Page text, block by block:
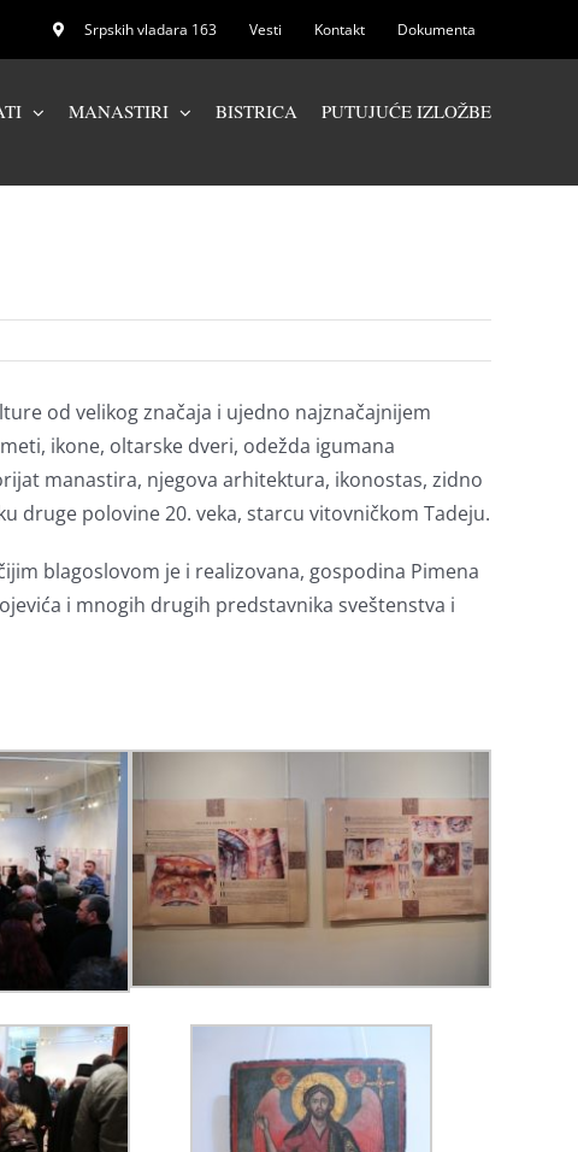
Srpskih vladara 163 Vesti Kontakt Dokumenta
MANASTIRI BISTRICA PUTUJUĆE IZLOŽBE
od velikog značaja i ujedno najznačajnijem
ikone, oltarske dveri, odežda igumana
manastira, njegova arhitektura, ikonostas, zidno
druge polovine 20. veka, starcu vitovničkom Tadeju.
blagoslovom je i realizovana, gospodina Pimena
i mnogih drugih predstavnika sveštenstva i